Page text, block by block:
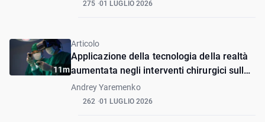
275 01 LUGLIO 2026
11m
Articolo
Applicazione della tecnologia della realtà
aumentata negli interventi chirurgici sulla
mascella superiore. Caso clinico
Andrey Yaremenko
262 01 LUGLIO 2026